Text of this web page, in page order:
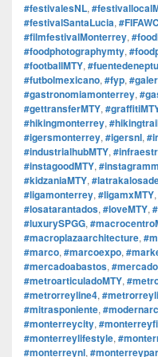
#festivalesNL,
#festivalSantaLucia,
#filmfestivalMonterrey,
#foodphotographymty,
#footballMTY,
#futbolmexicano, #fyp,
#gastronomiamonterrey,
#gettransferMTY,
#hikingmonterrey,
#igersmonterrey, #igersnl,
#industrialhubMTY,
#instagoodMTY,
#kidzaniaMTY,
#ligamonterrey, #ligamxMTY,
#losatarantados, #loveMTY,
#luxurySPGG,
#macroplazaarchitecture,
#marco, #marcoexpo,
#mercadoabastos,
#metroarticuladoMTY,
#metrorreyline4,
#mitrasponiente,
#monterreycity,
#monterreylifestyle,
#monterreynl,